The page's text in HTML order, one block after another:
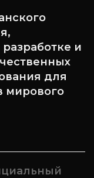
и
для
мирового